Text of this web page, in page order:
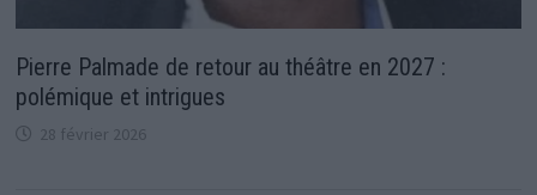
Pierre Palmade de retour au théâtre en 2027 :
polémique et intrigues
28 février 2026